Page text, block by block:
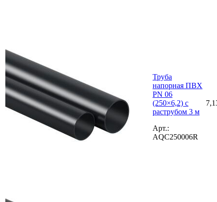
Труба
напорная ПВХ
PN 06
(250×6,2) с
раструбом 3 м
Арт.:
AQC250006R